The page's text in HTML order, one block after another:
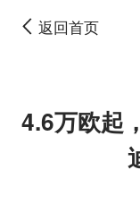
返回首页
4.6万欧起